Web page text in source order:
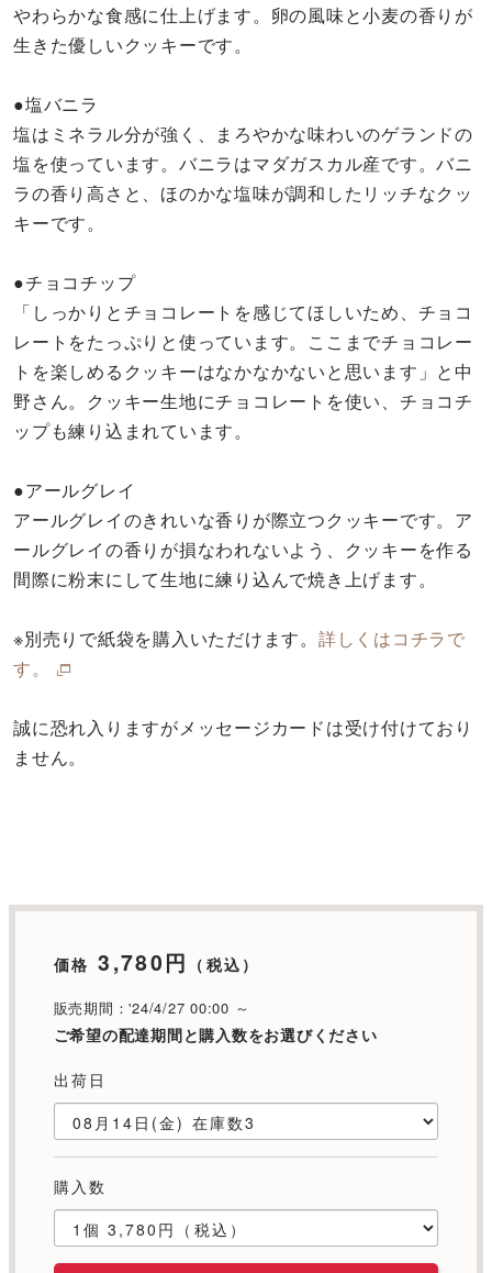
やわらかな食感に仕上げます。卵の風味と小麦の香りが
生きた優しいクッキーです。
●塩バニラ
塩はミネラル分が強く、まろやかな味わいのゲランドの
塩を使っています。バニラはマダガスカル産です。バニ
ラの香り高さと、ほのかな塩味が調和したリッチなクッ
キーです。
●チョコチップ
「しっかりとチョコレートを感じてほしいため、チョコ
レートをたっぷりと使っています。ここまでチョコレー
トを楽しめるクッキーはなかなかないと思います」と中
野さん。クッキー生地にチョコレートを使い、チョコチ
ップも練り込まれています。
●アールグレイ
アールグレイのきれいな香りが際立つクッキーです。ア
ールグレイの香りが損なわれないよう、クッキーを作る
間際に粉末にして生地に練り込んで焼き上げます。
※別売りで紙袋を購入いただけます。 詳しくはコチラで
す。
誠に恐れ入りますがメッセージカードは受け付けており
ません。
価格 3,780円 （税込）
販売期間：'24/4/27 00:00 ～
ご希望の配達期間と購入数をお選びください
出荷日
購入数